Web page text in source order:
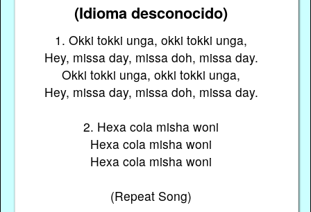
(Idioma desconocido)
1. Okki tokki unga, okki tokki unga,
Hey, missa day, missa doh, missa day.
Okki tokki unga, okki tokki unga,
Hey, missa day, missa doh, missa day.
2. Hexa cola misha woni
Hexa cola misha woni
Hexa cola misha woni
(Repeat Song)